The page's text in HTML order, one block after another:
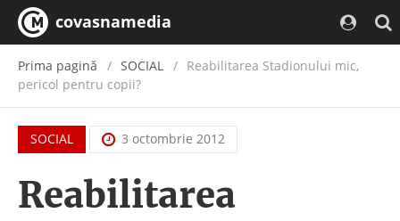
covasnamedia
Prima pagină SOCIAL
Reabilitarea Stadionului mic,
pericol pentru copii?
SOCIAL 3 octombrie 2012
Reabilitarea